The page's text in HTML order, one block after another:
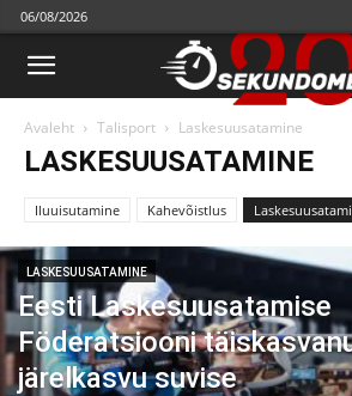
06/08/2026
Avaleht Talisport Laskesuusatamine
LASKESUUSATAMINE
Iluuisutamine Kahevõistlus
LASKESUUSATAMINE
Eesti Laskesuusatamise
Föderatsiooni
järelkasvu suvise